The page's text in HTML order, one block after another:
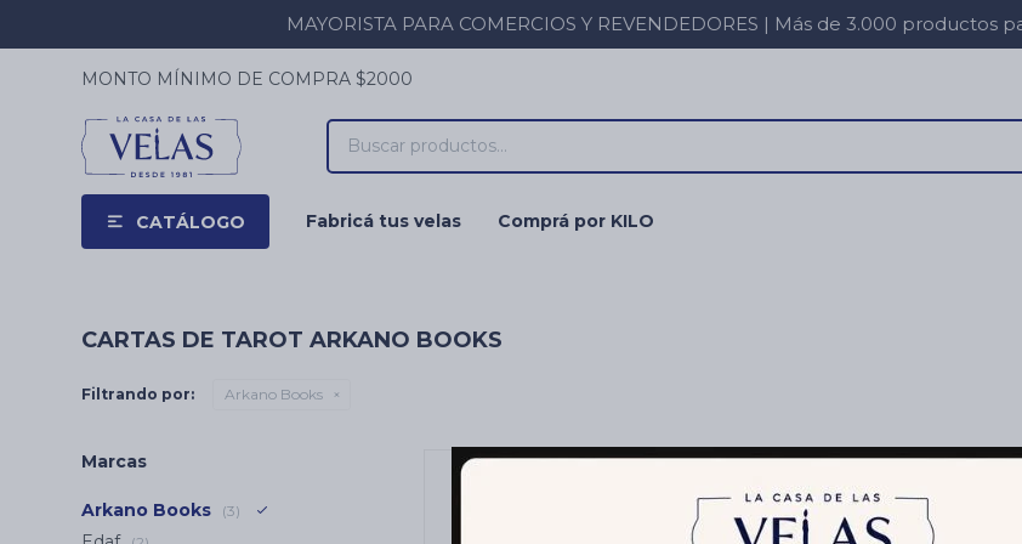
MAYORISTA PARA COMERCIOS Y REVENDEDORES | Más de 3.000
CATÁLOGO Fabricá tus velas Comprá por KILO
MONTO MÍNIMO DE COMPRA $2000
CARTAS DE TAROT ARKANO BOOKS
Filtrando por: Arkano Books
Marcas
Arkano Books (3)